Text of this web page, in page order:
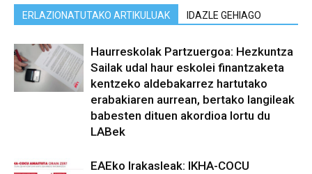
ERLAZIONATUTAKO ARTIKULUAK IDAZLE GEHIAGO
Haurreskolak Partzuergoa: Hezkuntza
Sailak udal haur eskolei finantzaketa
kentzeko aldebakarrez hartutako
erabakiaren aurrean, bertako langileak
babesten dituen akordioa lortu du
LABek
EAEko Irakasleak: IKHA-COCU